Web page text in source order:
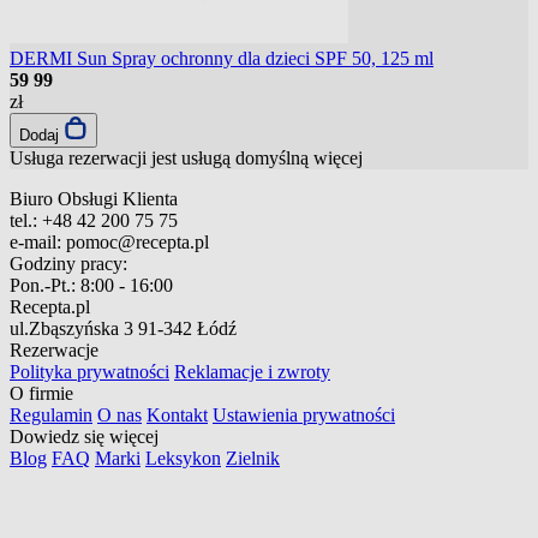
DERMI Sun Spray ochronny dla dzieci SPF 50, 125 ml
59 99
zł
Dodaj
Usługa rezerwacji jest usługą domyślną więcej
Biuro Obsługi Klienta
tel.: +48 42 200 75 75
e-mail: pomoc@recepta.pl
Godziny pracy:
Pon.-Pt.: 8:00 - 16:00
Recepta.pl
ul.Zbąszyńska 3 91-342 Łódź
Rezerwacje
Polityka prywatności Reklamacje i zwroty
O firmie
Regulamin O nas Kontakt Ustawienia prywatności
Dowiedz się więcej
Blog FAQ Marki Leksykon Zielnik